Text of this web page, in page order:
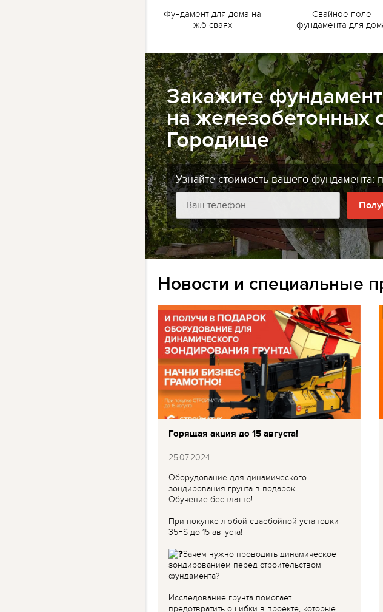
Фундамент для дома на
ж.б сваях
Свайное поле
фундамента для
Закажите
на железобетонных
Городище
Узнайте стоимость вашего фундамента:
Новости и специальные
Горящая акция до 15 августа!
25.07.2024
Оборудование для динамического
зондирования грунта в подарок!
Обучение бесплатно!
При покупке любой сваебойной установки
35FS до 15 августа!
Зачем нужно проводить динамическое
зондированием перед строительством
фундамента?
Исследование грунта помогает
предотвратить ошибки в проекте, которые